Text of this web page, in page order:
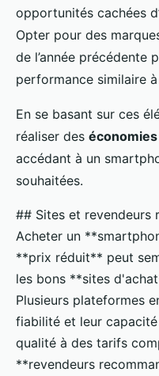
opportunités cachées
Opter pour des
de l’année précédente
performance similaire
En se basant sur ces
réaliser des
accédant à un
souhaitées.
## Sites et revendeurs
Acheter un
**prix réduit** peut
les bons **sites
Plusieurs plateformes
fiabilité et leur
qualité à des tarifs
**revendeurs